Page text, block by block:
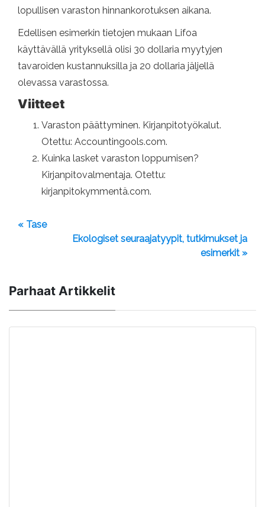
lopullisen varaston hinnankorotuksen aikana.
Edellisen esimerkin tietojen mukaan Lifoa
käyttävällä yrityksellä olisi 30 dollaria myytyjen
tavaroiden kustannuksilla ja 20 dollaria jäljellä
olevassa varastossa.
Viitteet
Varaston päättyminen. Kirjanpitotyökalut.
Otettu: Accountingools.com.
Kuinka lasket varaston loppumisen?
Kirjanpitovalmentaja. Otettu:
kirjanpitokymmentä.com.
« Tase
Ekologiset seuraajatyypit, tutkimukset ja
esimerkit »
Parhaat Artikkelit